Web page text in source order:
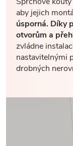
aby jejich
úsporná. Díky
otvorům a
zvládne
nastavitelnými
drobných